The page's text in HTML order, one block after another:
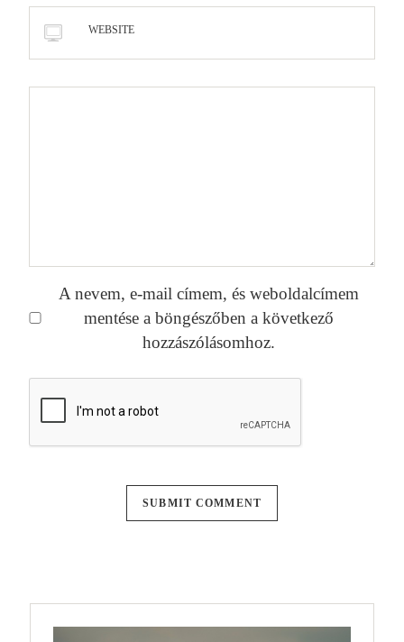
WEBSITE
A nevem, e-mail címem, és weboldalcímem
mentése a böngészőben a következő
hozzászólásomhoz.